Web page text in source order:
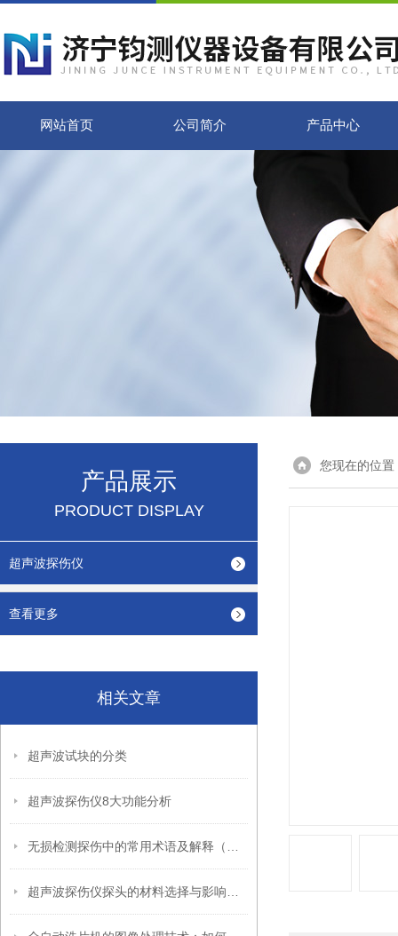
网站首页 公司简介 产品中心
产品展示
PRODUCT DISPLAY
超声波探伤仪
查看更多
相关文章
超声波试块的分类
超声波探伤仪8大功能分析
您现在的位置